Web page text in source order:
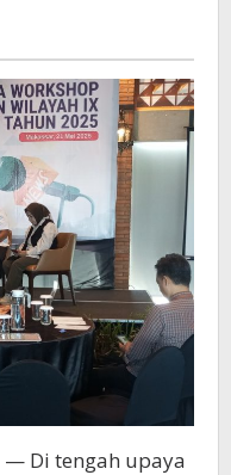
— Di tengah upaya